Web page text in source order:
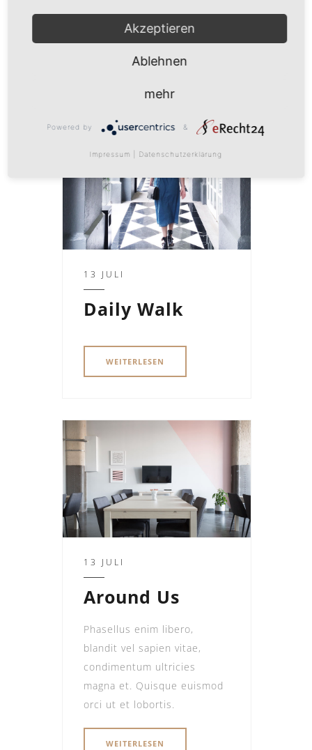
13 JULI
Daily Walk
WEITERLESEN
13 JULI
Around Us
Phasellus enim libero,
blandit vel sapien vitae,
condimentum ultricies
magna et. Quisque euismod
orci ut et lobortis.
WEITERLESEN
Akzeptieren
Ablehnen
mehr
Powered by &
Impressum Datenschutzerklärung